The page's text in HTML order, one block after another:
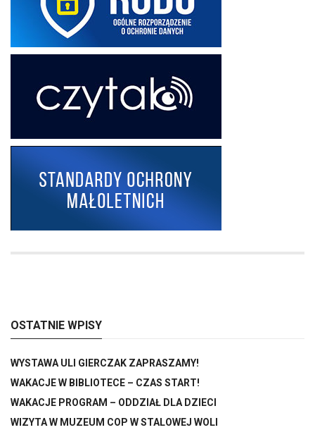
OSTATNIE WPISY
WYSTAWA ULI GIERCZAK ZAPRASZAMY!
WAKACJE W BIBLIOTECE – CZAS START!
WAKACJE PROGRAM – ODDZIAŁ DLA DZIECI
WIZYTA W MUZEUM COP W STALOWEJ WOLI